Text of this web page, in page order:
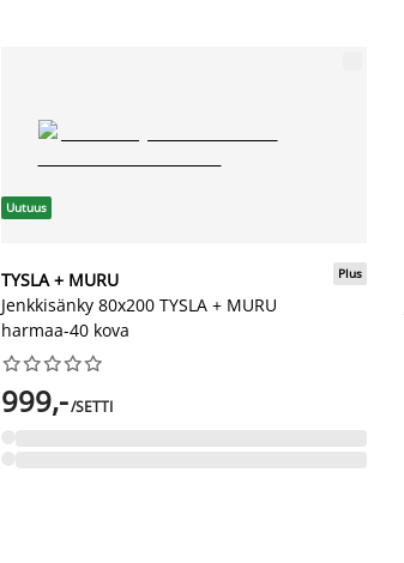
Uutuus
TYSLA + MURU
Jenkkisänky 80x200 TYSLA + MURU
harmaa-40 kova
Plus






999,-/SETTI